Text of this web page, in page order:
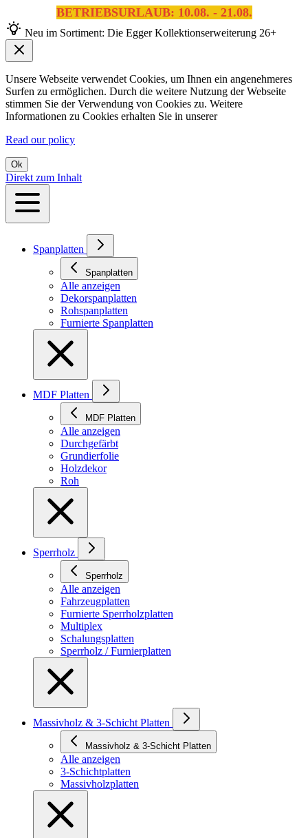
BETRIEBSURLAUB: 10.08. - 21.08.
Neu im Sortiment: Die Egger Kollektionserweiterung 26+
Unsere Webseite verwendet Cookies, um Ihnen ein angenehmeres
Surfen zu ermöglichen. Durch die weitere Nutzung der Webseite
stimmen Sie der Verwendung von Cookies zu. Weitere
Informationen zu Cookies erhalten Sie in unserer
Read our policy
Ok
Direkt zum Inhalt
Spanplatten
Spanplatten
Alle anzeigen
Dekorspanplatten
Rohspanplatten
Furnierte Spanplatten
MDF Platten
MDF Platten
Alle anzeigen
Durchgefärbt
Grundierfolie
Holzdekor
Roh
Sperrholz
Sperrholz
Alle anzeigen
Fahrzeugplatten
Furnierte Sperrholzplatten
Multiplex
Schalungsplatten
Sperrholz / Furnierplatten
Massivholz & 3-Schicht Platten
Massivholz & 3-Schicht Platten
Alle anzeigen
3-Schichtplatten
Massivholzplatten